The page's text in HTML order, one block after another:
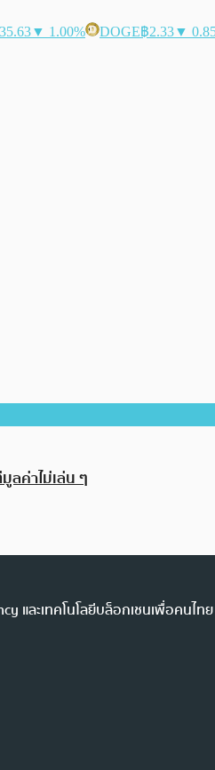
▼ 1.00% DOGE฿2.33▼
ลค่าไม่เล่น ๆ
และเทคโนโลยีบล็อกเชนเพื่อคน